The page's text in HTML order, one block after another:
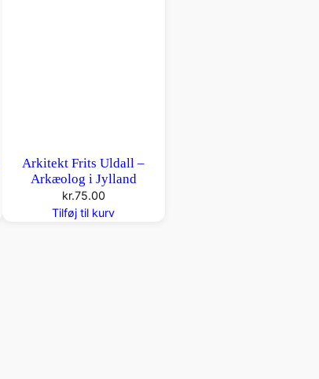
Arkitekt Frits Uldall –
Arkæolog i Jylland
kr.75.00
Tilføj til kurv